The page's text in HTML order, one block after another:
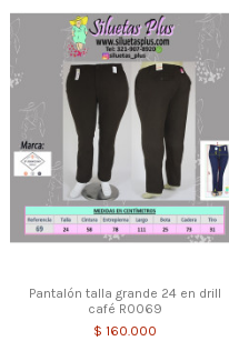
Pantalón talla grande 24 en drill
café R0069
$ 160.000